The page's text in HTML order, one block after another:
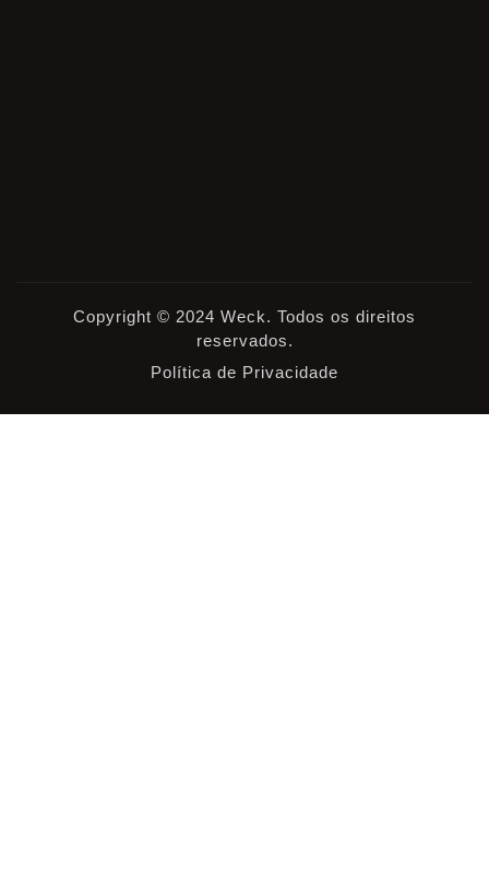
Copyright © 2024 Weck. Todos os direitos
reservados.
Política de Privacidade